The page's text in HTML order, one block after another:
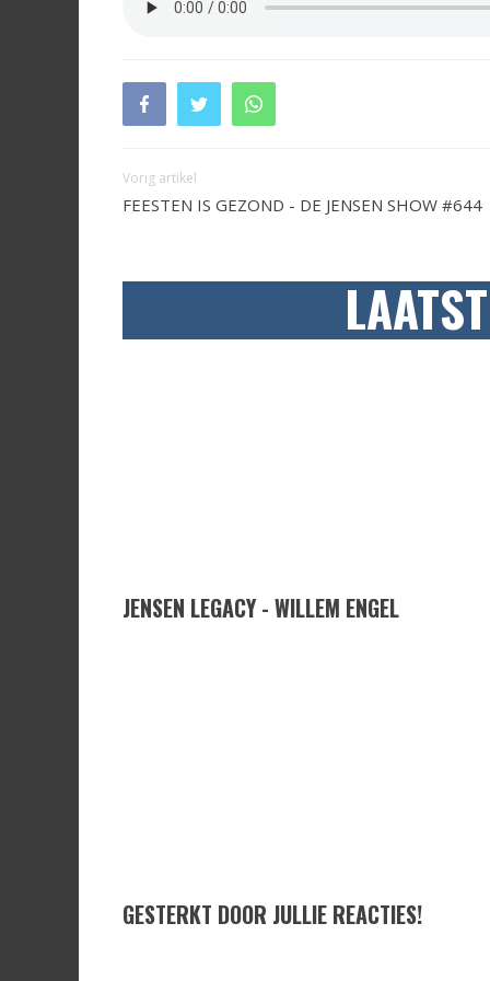
Vorig artikel
FEESTEN IS GEZOND - DE JENSEN SHOW #644
JENSEN LEGACY - WILLEM ENGEL
GESTERKT DOOR JULLIE REACTIES!